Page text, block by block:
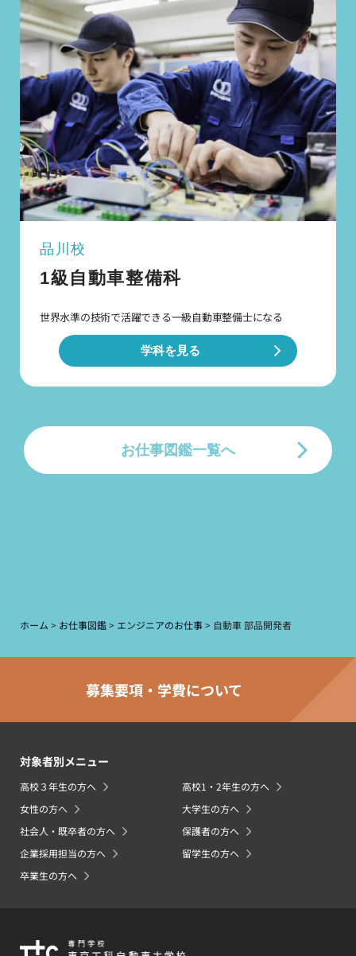
品川校
1級自動車整備科
世界水準の技術で活躍できる一級自動車整備士になる
学科を見る
お仕事図鑑一覧へ
ホーム > お仕事図鑑> エンジニアのお仕事> 自動車 部品開発者
募集要項・学費について
対象者別メニュー
高校３年生の方へ
高校1・2年生の方へ
女性の方へ
大学生の方へ
社会人・既卒者の方へ
保護者の方へ
企業採用担当の方へ
留学生の方へ
卒業生の方へ